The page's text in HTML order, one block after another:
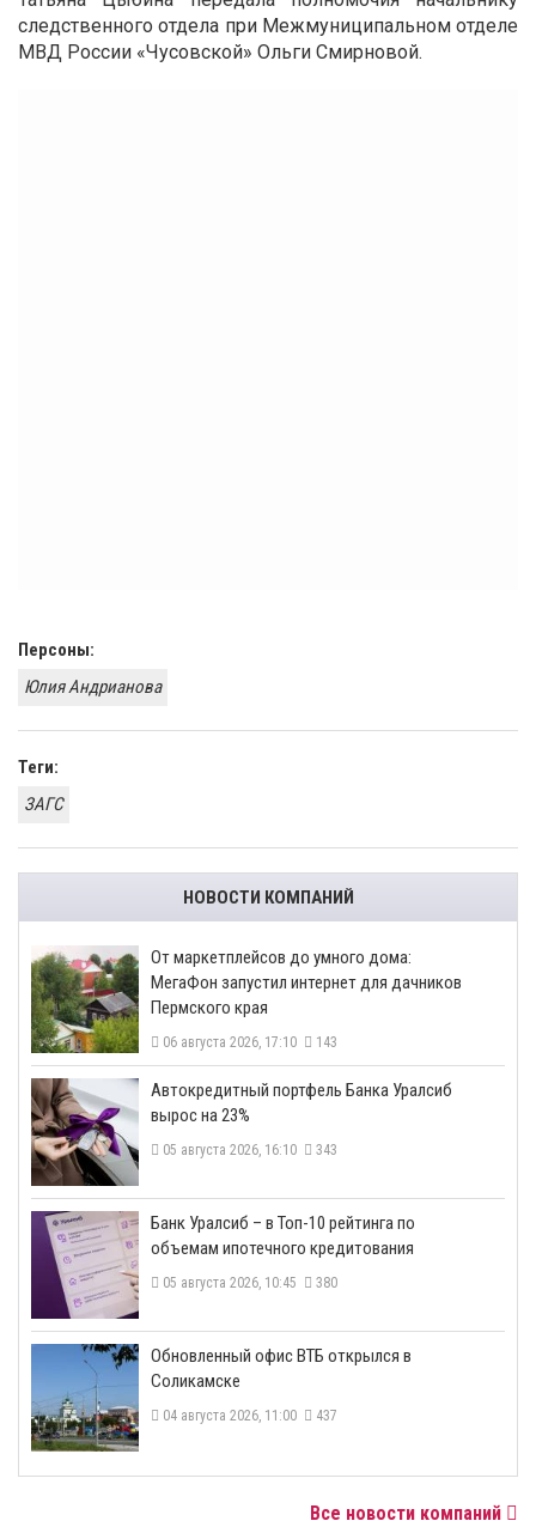
следственного отдела при Межмуниципальном отделе
МВД России «Чусовской» Ольги Смирновой.
Персоны:
Юлия Андрианова
Теги:
ЗАГС
НОВОСТИ КОМПАНИЙ
От маркетплейсов до умного дома:
МегаФон запустил интернет для дачников
Пермского края
06 августа 2026, 17:10 143
​Автокредитный портфель Банка Уралсиб
вырос на 23%
05 августа 2026, 16:10 343
​Банк Уралсиб – в Топ-10 рейтинга по
объемам ипотечного кредитования
05 августа 2026, 10:45 380
​Обновленный офис ВТБ открылся в
Соликамске
04 августа 2026, 11:00 437
Все новости компаний